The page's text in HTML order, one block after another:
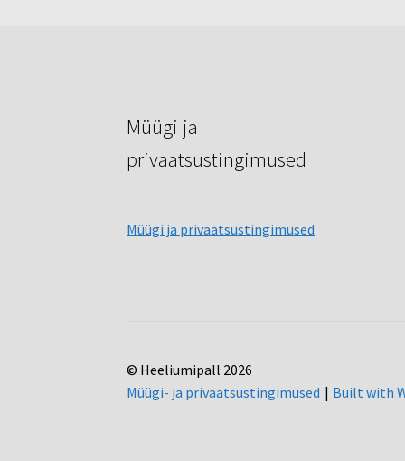
Müügi ja
privaatsustingimused
Müügi ja privaatsustingimused
© Heeliumipall 2026
Müügi- ja privaatsustingimused
Built with